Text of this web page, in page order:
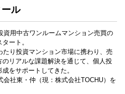
ル
資用中古ワンルームマンション売買の
ート。
たり投資マンション市場に携わり、売
のリアルな課題解決を通じて、個人投
をサポートしてきた。
会社東・仲（現：株式会社TOCHU）を